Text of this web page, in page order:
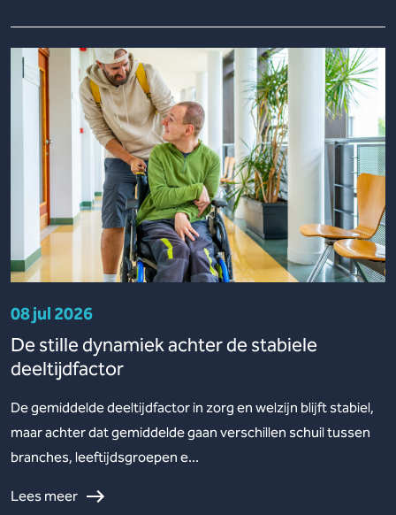
08 jul 2026
De stille dynamiek achter de stabiele
deeltijdfactor
De gemiddelde deeltijdfactor in zorg en welzijn blijft stabiel,
maar achter dat gemiddelde gaan verschillen schuil tussen
branches, leeftijdsgroepen e...
Lees meer